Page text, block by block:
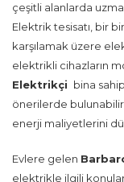
çeşitli alanlarda
Elektrik tesisatı, bir
karşılamak üzere
elektrikli cihazların
Elektrikçi bina
önerilerde bulunabilir
enerji maliyetlerini
Evlere gelen
elektrikle ilgili